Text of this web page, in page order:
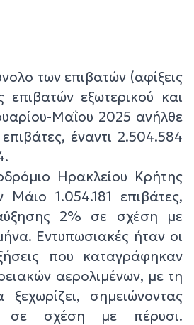
των επιβατών (αφίξεις
επιβατών εξωτερικού και
Μαΐου 2025 ανήλθε
έναντι 2.504.584
Ηρακλείου Κρήτης
Μάιο 1.054.181 επιβάτες,
2% σε σχέση με
Εντυπωσιακές ήταν οι
που καταγράφηκαν
αερολιμένων, με τη
σημειώνοντας
σε σχέση με πέρυσι.